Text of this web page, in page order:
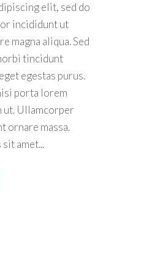
elit, sed do
incididunt ut
magna aliqua. Sed
tincidunt
egestas purus.
porta lorem
ut. Ullamcorper
ornare massa.
amet...